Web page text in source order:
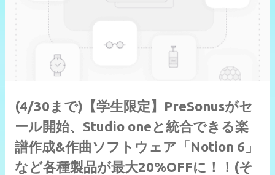
(4/30まで)【学生限定】PreSonusがセ
ール開始、Studio oneと統合できる楽
譜作成&作曲ソフトウェア「Notion 6」
など各種製品が最大20%OFFに！！(そ